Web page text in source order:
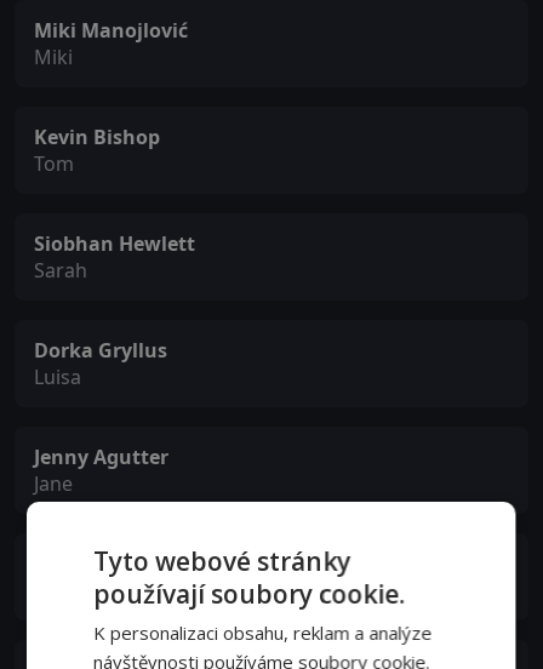
Miki Manojlović
Miki
Kevin Bishop
Tom
Siobhan Hewlett
Sarah
Dorka Gryllus
Luisa
Jenny Agutter
Jane
Corey Burke
Tyto webové stránky
používají soubory cookie.
K personalizaci obsahu, reklam a analýze
návštěvnosti používáme soubory cookie.